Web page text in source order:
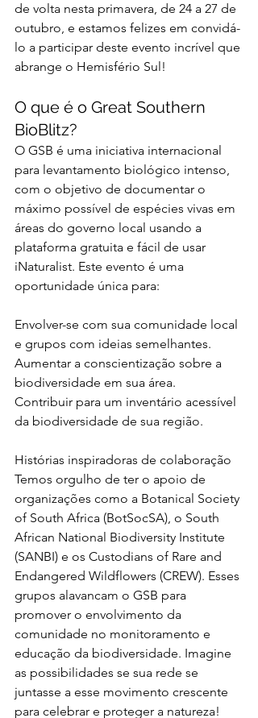
de volta nesta primavera, de 24 a 27 de
outubro, e estamos felizes em convidá-
lo a participar deste evento incrível que
abrange o Hemisfério Sul!
O que é o Great Southern
BioBlitz?
O GSB é uma iniciativa internacional
para levantamento biológico intenso,
com o objetivo de documentar o
máximo possível de espécies vivas em
áreas do governo local usando a
plataforma gratuita e fácil de usar
iNaturalist. Este evento é uma
oportunidade única para:
Envolver-se com sua comunidade local
e grupos com ideias semelhantes.
Aumentar a conscientização sobre a
biodiversidade em sua área.
Contribuir para um inventário acessível
da biodiversidade de sua região.
Histórias inspiradoras de colaboração
Temos orgulho de ter o apoio de
organizações como a Botanical Society
of South Africa (BotSocSA), o South
African National Biodiversity Institute
(SANBI) e os Custodians of Rare and
Endangered Wildflowers (CREW). Esses
grupos alavancam o GSB para
promover o envolvimento da
comunidade no monitoramento e
educação da biodiversidade. Imagine
as possibilidades se sua rede se
juntasse a esse movimento crescente
para celebrar e proteger a natureza!